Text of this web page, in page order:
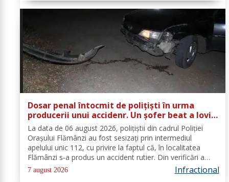
Dosar penal întocmit de polițiști în urma
producerii unui accidenr. Un șofer beat a lovit
un cap de pod
La data de 06 august 2026, polițiștii din cadrul Poliției
Orașului Flămânzi au fost sesizați prin intermediul
apelului unic 112, cu privire la faptul că, în localitatea
Flămânzi s-a produs un accident rutier. Din verificări a
reieșit faptul că, în timp ce se deplasa pe strada Tulburea
din orașul...
7 august 2026 Infractional